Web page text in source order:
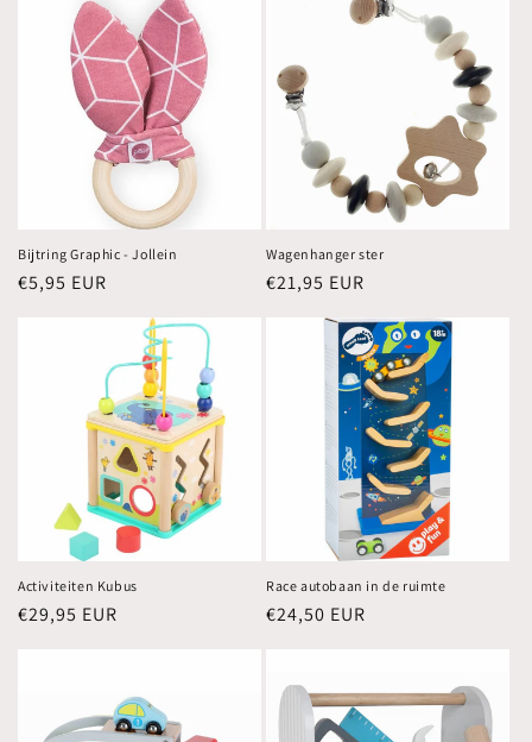
Bijtring Graphic - Jollein
Normale
€5,95 EUR
Wagenhanger ster
Normale
€21,95 EUR
Activiteiten Kubus
Normale
€29,95 EUR
Race autobaan in de ruimte
Normale
€24,50 EUR